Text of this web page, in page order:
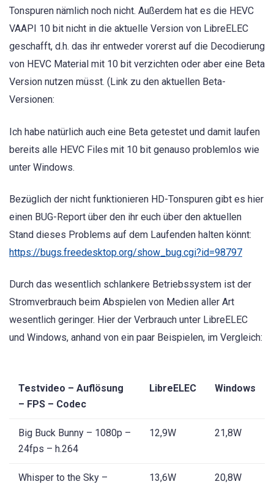
Tonspuren nämlich noch nicht. Außerdem hat es die HEVC
VAAPI 10 bit nicht in die aktuelle Version von LibreELEC
geschafft, d.h. das ihr entweder vorerst auf die Decodierung
von HEVC Material mit 10 bit verzichten oder aber eine Beta
Version nutzen müsst. (Link zu den aktuellen Beta-
Versionen:
Ich habe natürlich auch eine Beta getestet und damit laufen
bereits alle HEVC Files mit 10 bit genauso problemlos wie
unter Windows.
Bezüglich der nicht funktionieren HD-Tonspuren gibt es hier
einen BUG-Report über den ihr euch über den aktuellen
Stand dieses Problems auf dem Laufenden halten könnt:
https://bugs.freedesktop.org/show_bug.cgi?id=98797
Durch das wesentlich schlankere Betriebssystem ist der
Stromverbrauch beim Abspielen von Medien aller Art
wesentlich geringer. Hier der Verbrauch unter LibreELEC
und Windows, anhand von ein paar Beispielen, im Vergleich:
Testvideo – Auflösung
– FPS – Codec
LibreELEC Windows
Big Buck Bunny – 1080p –
24fps – h.264
12,9W 21,8W
Whisper to the Sky –
13,6W 20,8W